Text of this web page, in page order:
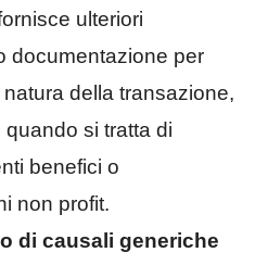
ulteriori
documentazione per
della transazione,
si tratta di
benefici o
non profit.
di causali generiche